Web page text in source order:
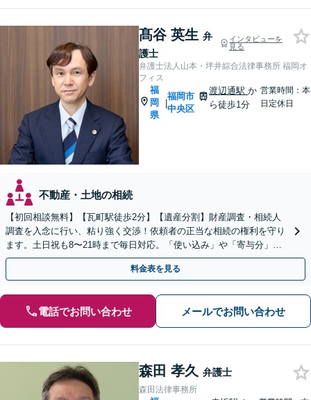
髙谷 英生 弁
護士
インタビューを
見る
弁護士法人山本・坪井綜合法律事務所 福岡オ
フィス
福
岡
県
|
福岡市
中央区
渡辺通駅か
ら徒歩1分
営業時間：本
日定休日
不動産・土地の相続
【初回相談無料】【瓦町駅徒歩2分】【遺産分割】財産調査・相続人
調査を入念に行い、粘り強く交渉！依頼者の正当な相続の権利を守り
ます。土日祝も8〜21時まで毎日対応。「使い込み」や「寄与分」の
調査もお任せください！【遺言書作成や相続放棄も対応】
料金表を見る
電話でお問い合わせ メールでお問い合わせ
森田 孝久 弁護士
森田法律事務所